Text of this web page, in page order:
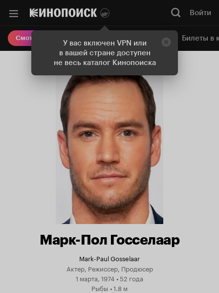
У вас включен VPN или
в вашей стране доступен
не весь каталог Кинопоиска
Войти
Смотреть кино Онлайн-кинотеатр Билеты в
Марк-Пол Госселаар
Mark-Paul Gosselaar
Актер, Режиссер, Продюсер
1 марта, 1974 •52 года
Рыбы •1.8 м